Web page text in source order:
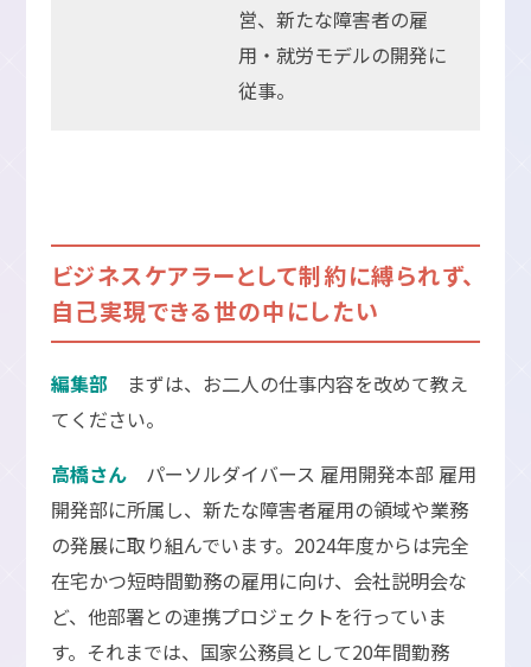
営、新たな障害者の雇
用・就労モデルの開発に
従事。
ビジネスケアラーとして制約に縛られず、
自己実現できる世の中にしたい
編集部 まずは、お二人の仕事内容を改めて教え
てください。
高橋さんパーソルダイバース 雇用開発本部 雇用
開発部に所属し、新たな障害者雇用の領域や業務
の発展に取り組んでいます。2024年度からは完全
在宅かつ短時間勤務の雇用に向け、会社説明会な
ど、他部署との連携プロジェクトを行っていま
す。それまでは、国家公務員として20年間勤務